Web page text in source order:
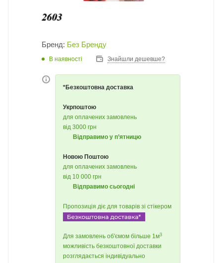
Бренд: Без Бренду
В наявності Знайшли дешевше?
*Безкоштовна доставка
Укрпоштою
для оплачених замовлень
від 3000 грн
Відправимо у п’ятницю
Новою Поштою
для оплачених замовлень
від 10 000 грн
Відправимо сьогодні
Пропозиція діє для товарів зі стікером
Для замовлень об'ємом більше 1м3
можливість безкоштовної доставки
розглядається індивідуально